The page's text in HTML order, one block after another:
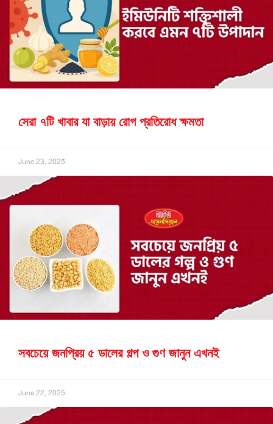
সেরা ৭টি খাবার যা বাড়ায় রোগ প্রতিরোধ ক্ষমতা
June 23, 2025
সবচেয়ে জনপ্রিয় ৫ ডালের গল্প ও গুণ জানুন এখনই
June 22, 2025